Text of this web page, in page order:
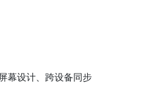
幕设计、跨设备同步